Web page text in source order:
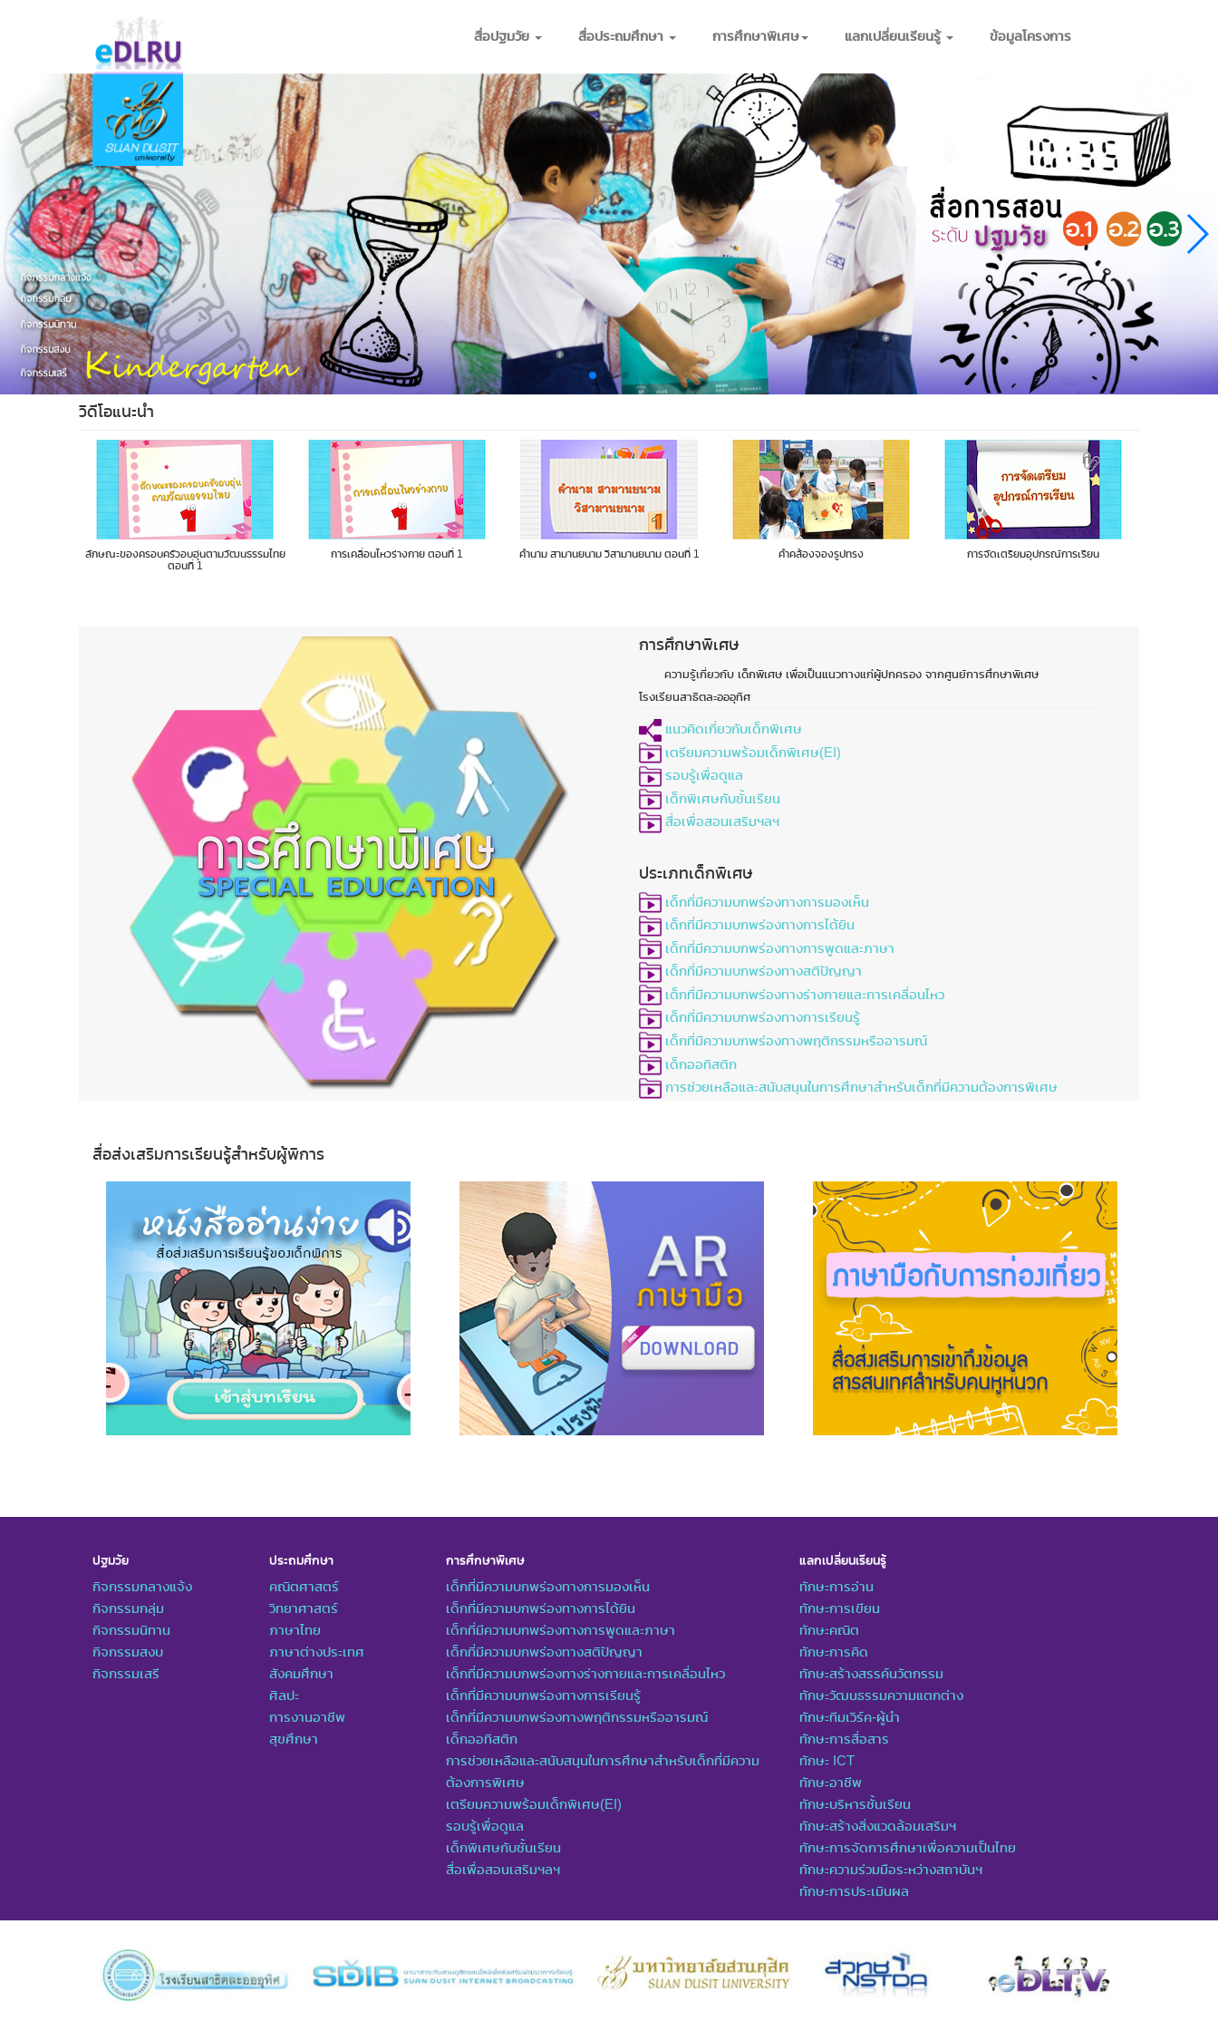
สื่อปฐมวัย สื่อประถมศึกษา การศึกษาพิเศษ แลกเปลี่ยนเรียนรู้ ข้อมูลโครงการ
วิดีโอแนะนำ
การเคลื่อนไหวร่างกาย ตอนที่ 1 คำนาม สามานยนาม วิสามานยนาม ตอนที่ 1 คำคล้องจองรูปทรง การจัดเตรียมอุปกรณ์การเรียน สนุกกับเสียงดนตรี
การศึกษาพิเศษ
ความรู้เกี่ยวกับ เด็กพิเศษ เพื่อเป็นแนวทางแก่ผู้ปกครอง จากศูนย์การศึกษาพิเศษ
โรงเรียนสาธิตละอออุทิศ
แนวคิดเกี่ยวกับเด็กพิเศษ
เตรียมความพร้อมเด็กพิเศษ(EI)
รอบรู้เพื่อดูแล
เด็กพิเศษกับชั้นเรียน
สื่อเพื่อสอนเสริมฯลฯ
ประเภทเด็กพิเศษ
เด็กที่มีความบกพร่องทางการมองเห็น
เด็กที่มีความบกพร่องทางการได้ยิน
เด็กที่มีความบกพร่องทางการพูดและภาษา
เด็กที่มีความบกพร่องทางสติปัญญา
เด็กที่มีความบกพร่องทางร่างกายและการเคลื่อนไหว
เด็กที่มีความบกพร่องทางการเรียนรู้
เด็กที่มีความบกพร่องทางพฤติกรรมหรืออารมณ์
เด็กออทิสติก
การช่วยเหลือและสนับสนุนในการศึกษาสำหรับเด็กที่มีความต้องการพิเศษ
สื่อส่งเสริมการเรียนรู้สำหรับผู้พิการ
ปฐมวัย
กิจกรรมกลางแจ้ง
กิจกรรมกลุ่ม
กิจกรรมนิทาน
กิจกรรมสงบ
กิจกรรมเสรี
ประถมศึกษา
คณิตศาสตร์
วิทยาศาสตร์
ภาษาไทย
ภาษาต่างประเทศ
สังคมศึกษา
ศิลปะ
การงานอาชีพ
สุขศึกษา
การศึกษาพิเศษ
เด็กที่มีความบกพร่องทางการมองเห็น
เด็กที่มีความบกพร่องทางการได้ยิน
เด็กที่มีความบกพร่องทางการพูดและภาษา
เด็กที่มีความบกพร่องทางสติปัญญา
เด็กที่มีความบกพร่องทางร่างกายและการเคลื่อนไหว
เด็กที่มีความบกพร่องทางการเรียนรู้
เด็กที่มีความบกพร่องทางพฤติกรรมหรืออารมณ์
เด็กออทิสติก
การช่วยเหลือและสนับสนุนในการศึกษาสำหรับเด็กที่มีความ
ต้องการพิเศษ
เตรียมความพร้อมเด็กพิเศษ(EI)
รอบรู้เพื่อดูแล
เด็กพิเศษกับชั้นเรียน
สื่อเพื่อสอนเสริมฯลฯ
แลกเปลี่ยนเรียนรู้
ทักษะการอ่าน
ทักษะการเขียน
ทักษะคณิต
ทักษะการคิด
ทักษะสร้างสรรค์นวัตกรรม
ทักษะวัฒนธรรมความแตกต่าง
ทักษะทีมเวิร์ค-ผู้นำ
ทักษะการสื่อสาร
ทักษะ ICT
ทักษะอาชีพ
ทักษะบริหารชั้นเรียน
ทักษะสร้างสิ่งแวดล้อมเสริมฯ
ทักษะการจัดการศึกษาเพื่อความเป็นไทย
ทักษะความร่วมมือระหว่างสถาบันฯ
ทักษะการประเมินผล